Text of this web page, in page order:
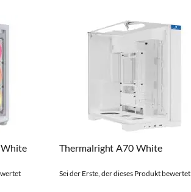
White Thermalright A70 White
Sei der Erste, der dieses Produkt bewertet